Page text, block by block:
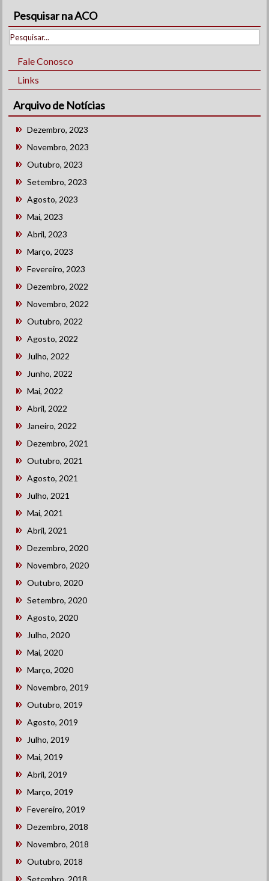
Pesquisar na ACO
Fale Conosco
Links
Arquivo de Notícias
Dezembro, 2023
Novembro, 2023
Outubro, 2023
Setembro, 2023
Agosto, 2023
Mai, 2023
Abril, 2023
Março, 2023
Fevereiro, 2023
Dezembro, 2022
Novembro, 2022
Outubro, 2022
Agosto, 2022
Julho, 2022
Junho, 2022
Mai, 2022
Abril, 2022
Janeiro, 2022
Dezembro, 2021
Outubro, 2021
Agosto, 2021
Julho, 2021
Mai, 2021
Abril, 2021
Dezembro, 2020
Novembro, 2020
Outubro, 2020
Setembro, 2020
Agosto, 2020
Julho, 2020
Mai, 2020
Março, 2020
Novembro, 2019
Outubro, 2019
Agosto, 2019
Julho, 2019
Mai, 2019
Abril, 2019
Março, 2019
Fevereiro, 2019
Dezembro, 2018
Novembro, 2018
Outubro, 2018
Setembro, 2018